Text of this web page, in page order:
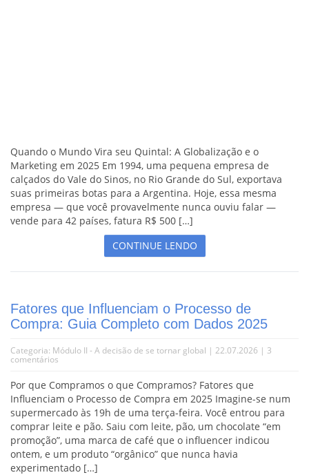
Quando o Mundo Vira seu Quintal: A Globalização e o
Marketing em 2025 Em 1994, uma pequena empresa de
calçados do Vale do Sinos, no Rio Grande do Sul, exportava
suas primeiras botas para a Argentina. Hoje, essa mesma
empresa — que você provavelmente nunca ouviu falar —
vende para 42 países, fatura R$ 500 […]
CONTINUE LENDO
Fatores que Influenciam o Processo de
Compra: Guia Completo com Dados 2025
Categoria: Módulo II - A decisão de se tornar global | 22.07.2026 | 3
comentários
Por que Compramos o que Compramos? Fatores que
Influenciam o Processo de Compra em 2025 Imagine-se num
supermercado às 19h de uma terça-feira. Você entrou para
comprar leite e pão. Saiu com leite, pão, um chocolate “em
promoção”, uma marca de café que o influencer indicou
ontem, e um produto “orgânico” que nunca havia
experimentado […]